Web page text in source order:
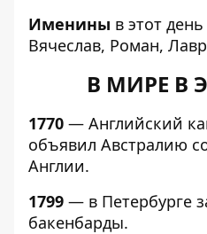
Именины в этот
Вячеслав, Роман,
В МИРЕ В
1770 — Английский
объявил Австралию
Англии.
1799 — в Петербурге
бакенбарды.